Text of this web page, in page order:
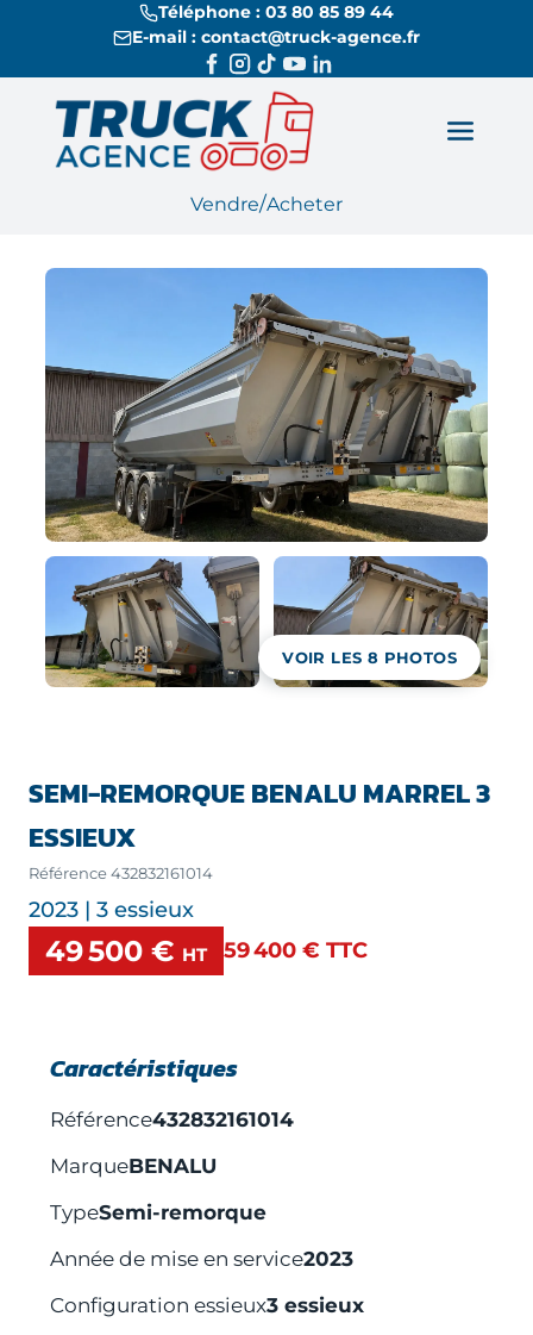
Téléphone : 03 80 85 89 44
E-mail : contact@truck-agence.fr
Vendre/Acheter
SEMI-REMORQUE BENALU MARREL 3
ESSIEUX
Référence432832161014
2023 | 3 essieux
49 500 € HT 59 400 € TTC
VOIR LES 8 PHOTOS
Caractéristiques
Référence432832161014
MarqueBENALU
TypeSemi-remorque
Année de mise en service2023
Configuration essieux3 essieux